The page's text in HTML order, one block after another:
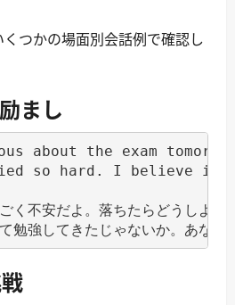
つかの場面別会話例で確認し
まし
about the exam
so hard. I believe in
く不安だよ。落ちたらどうしよう